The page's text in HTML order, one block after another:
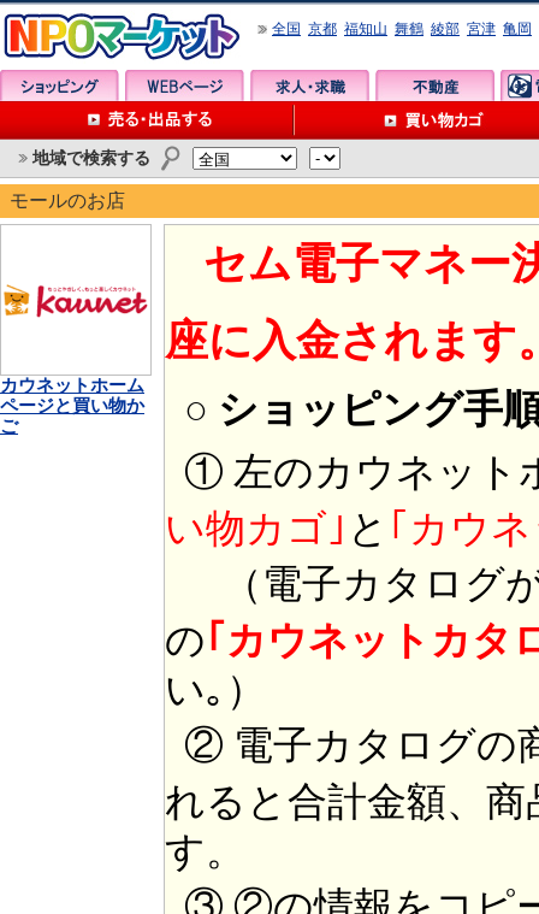
全国 京都 福知山 舞鶴 綾部 宮津 亀岡
地域で検索する
モールのお店
カウネットホーム
ページと買い物か
ご
セム電子マネー
座に入金されます
○ ショッピング手
① 左のカウネット
い物カゴ｣ と ｢カウ
（電子カタログ
の｢カウネットカタ
い｡）
② 電子カタログの
れると合計金額、
す。